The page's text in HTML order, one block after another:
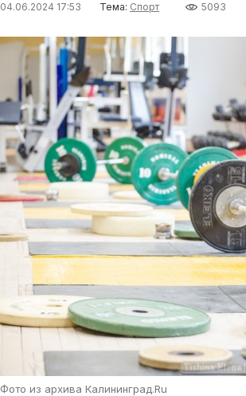
04.06.2024 17:53 Тема: Спорт 5093
Фото из архива Калининград.Ru